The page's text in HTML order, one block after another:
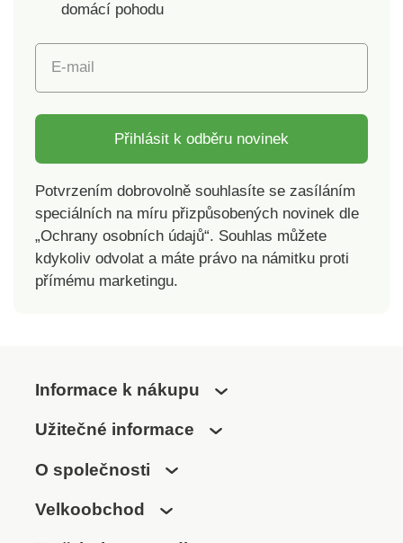
domácí pohodu
E-mail
Přihlásit k odběru novinek
Potvrzením dobrovolně souhlasíte se zasíláním
speciálních na míru přizpůsobených novinek dle
„Ochrany osobních údajů“. Souhlas můžete
kdykoliv odvolat a máte právo na námitku proti
přímému marketingu.
Informace k nákupu
Užitečné informace
O společnosti
Velkoobchod